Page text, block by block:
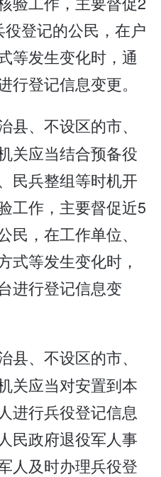
登记的公民，在户
等发生变化时，通
行登记信息变更。
县、不设区的市、
关应当结合预备役
民兵整组等时机开
工作，主要督促近5
民，在工作单位、
式等发生变化时，
进行登记信息变
县、不设区的市、
关应当对安置到本
进行兵役登记信息
民政府退役军人事
人及时办理兵役登